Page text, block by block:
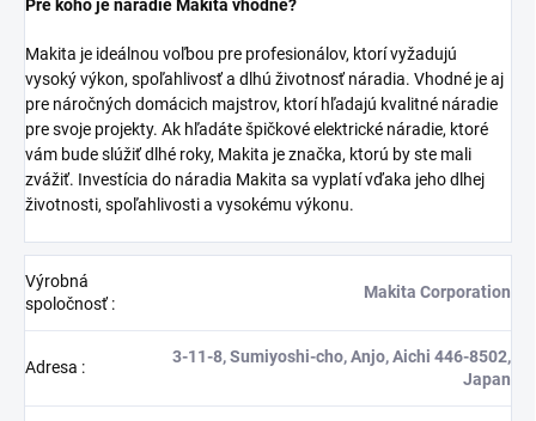
Pre koho je náradie Makita vhodné?
Makita je ideálnou voľbou pre profesionálov, ktorí vyžadujú
vysoký výkon, spoľahlivosť a dlhú životnosť náradia. Vhodné je aj
pre náročných domácich majstrov, ktorí hľadajú kvalitné náradie
pre svoje projekty. Ak hľadáte špičkové elektrické náradie, ktoré
vám bude slúžiť dlhé roky, Makita je značka, ktorú by ste mali
zvážiť. Investícia do náradia Makita sa vyplatí vďaka jeho dlhej
životnosti, spoľahlivosti a vysokému výkonu.
Výrobná
spoločnosť:
Makita Corporation
Adresa :
3-11-8, Sumiyoshi-cho, Anjo, Aichi 446-8502,
Japan